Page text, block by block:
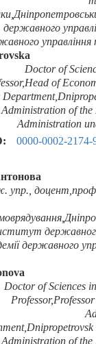
державного
Doctor of
of
of
Administration
0000-0002-2174-
упр.,
державного
Doctor of Sciences
Administration of